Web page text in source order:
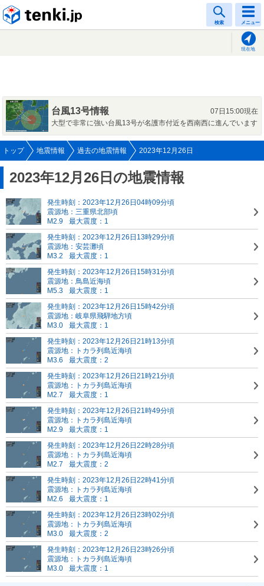
検索 メニュー
現在地
台風13号情報
07日15:00現在
大型で非常に強い台風13号が名護市付近を西南西に進んでいます
トップ 地震情報 過去の地震情報 2023年12月26日
2023年12月26日の地震情報
発生時刻：2023年12月26日04時09分頃
震源地：三重県北部頃
M2.9
最大震度：1
発生時刻：2023年12月26日13時29分頃
震源地：安芸灘頃
M3.2
最大震度：1
発生時刻：2023年12月26日15時31分頃
震源地：鳥島近海頃
M5.3
最大震度：1
発生時刻：2023年12月26日15時42分頃
震源地：岐阜県飛騨地方頃
M3.0
最大震度：1
発生時刻：2023年12月26日21時13分頃
震源地：トカラ列島近海頃
M3.6
最大震度：2
発生時刻：2023年12月26日21時21分頃
震源地：トカラ列島近海頃
M2.7
最大震度：1
発生時刻：2023年12月26日21時49分頃
震源地：トカラ列島近海頃
M2.9
最大震度：1
発生時刻：2023年12月26日22時28分頃
震源地：トカラ列島近海頃
M2.7
最大震度：2
発生時刻：2023年12月26日22時41分頃
震源地：トカラ列島近海頃
M2.6
最大震度：1
発生時刻：2023年12月26日23時02分頃
震源地：トカラ列島近海頃
M3.0
最大震度：2
発生時刻：2023年12月26日23時26分頃
震源地：トカラ列島近海頃
M3.0
最大震度：1